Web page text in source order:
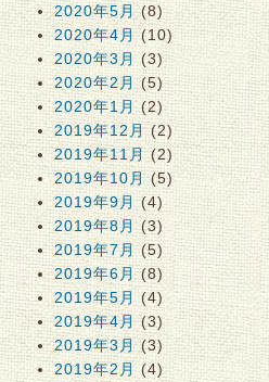
2020年5月(8)
2020年4月 (10)
2020年3月(3)
2020年2月 (5)
2020年1月(2)
2019年12月(2)
2019年11月(2)
2019年10月(5)
2019年9月 (4)
2019年8月(3)
2019年7月(5)
2019年6月(8)
2019年5月 (4)
2019年4月(3)
2019年3月(3)
2019年2月 (4)